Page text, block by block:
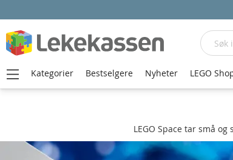
Hjem LEGO Space
LEGO Space tar små
Søk
Kategorier Bestselgere Nyheter LEGO